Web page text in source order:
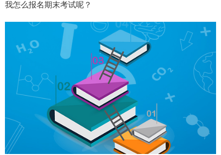
我怎么报名期末考试呢？